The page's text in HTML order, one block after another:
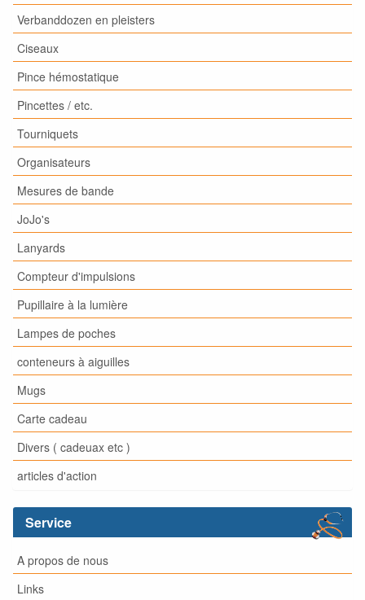
Verbanddozen en pleisters
Ciseaux
Pince hémostatique
Pincettes / etc.
Tourniquets
Organisateurs
Mesures de bande
JoJo's
Lanyards
Compteur d'impulsions
Pupillaire à la lumière
Lampes de poches
conteneurs à aiguilles
Mugs
Carte cadeau
Divers ( cadeuax etc )
articles d'action
Service
A propos de nous
Links